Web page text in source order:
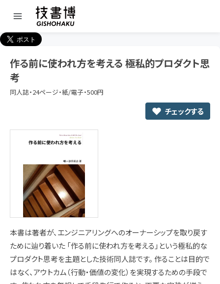
作る前に使われ方を考える 極私的プロダクト思
考
同人誌・24ページ・紙/電子・500円
チェックする
本書は著者が、エンジニアリングへのオーナーシップを取り戻す
ために辿り着いた 「作る前に使われ方を考える」という極私的な
プロダクト思考を主題とした技術同人誌です。 作ることは目的で
はなく、アウトカム（行動・価値の変化）を実現するための手段で